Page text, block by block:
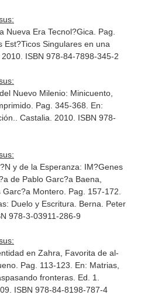
Nueva Era Tecnol?Gica. Pag.
Est?Ticos Singulares en una
2010. ISBN 978-84-7898-345-2
Nuevo Milenio: Minicuento,
Pag. 345-368. En:
. Castalia. 2010. ISBN 978-
y de la Esperanza: IM?Genes
de Pablo Garc?a Baena,
Montero. Pag. 157-172.
Duelo y Escritura . Berna. Peter
978-3-03911-286-9
en Zahra, Favorita de al-
Pag. 113-123. En: Matrias,
fronteras. Ed. 1.
ISBN 978-84-8198-787-4